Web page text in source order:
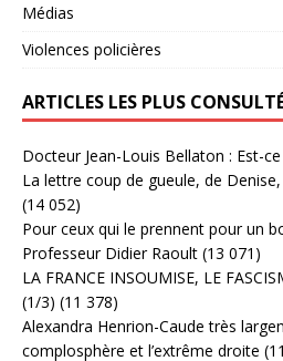
Médias
Violences policières
ARTICLES LES PLUS
Docteur Jean-Louis Bellaton : Est-ce
La lettre coup de gueule, de
(14 052)
Pour ceux qui le prennent pour un
Professeur Didier Raoult (13 071)
LA FRANCE INSOUMISE, LE
(1/3) (11 378)
Alexandra Henrion-Caude très
complosphère et l’extrême droite